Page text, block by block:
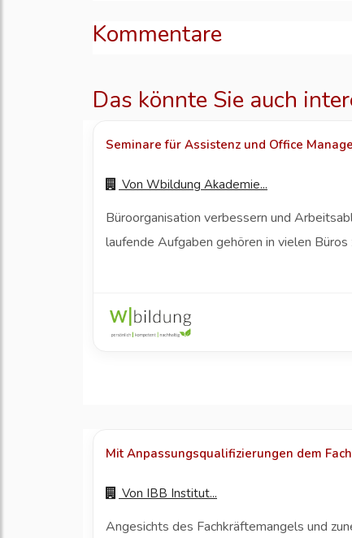
Kommentare
Das könnte Sie auch
Seminare für Assistenz und Office
Von Wbildung Akademie...
Büroorganisation verbessern und
laufende Aufgaben gehören in vielen
Mit Anpassungsqualifizierungen dem
Von IBB Institut...
Angesichts des Fachkräftemangels und